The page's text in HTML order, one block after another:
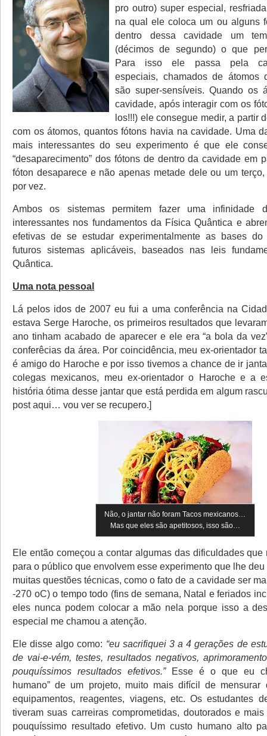
pro outro) super especial,
na qual ele coloca um ou alguns
dentro dessa cavidade um
(décimos de segundo) o que
Para isso ele passa pela
especiais, chamados de átomos
são super-sensíveis. Quando os
cavidade, após interagir com os
los!!!) ele consegue medir, a partir
com os átomos, quantos fótons havia na cavidade. Uma
mais interessantes do seu experimento é que ele
“desaparecimento” dos fótons de dentro da cavidade em
fóton desaparece e não apenas metade dele ou um
por vez.
Ambos os sistemas permitem fazer uma infinidade
interessantes nos fundamentos da Física Quântica e
efetivas de se estudar experimentalmente as bases
futuros sistemas aplicáveis, baseados nas leis
Quântica.
Uma nota pessoal
Lá pelos idos de 2007 eu fui a uma conferência na
estava Serge Haroche, os primeiros resultados que
ano tinham acabado de aparecer e ele era “a bola da
conferêcias da área. Por coincidência, meu ex-orientador
é amigo do Haroche e por isso tivemos a chance de ir
colegas mexicanos, meu ex-orientador o Haroche e a
história ótima desse jantar que está perdida em algum
post aqui… vou ver se recupero.]
Não, o jantar não foram Tacos mexicanos…
Mas que eles são apetitosos, isso são…
Ele então começou a contar algumas das dificuldades que
para o público que envolvem esse experimento que lhe
muitas questões técnicas, como o fato de a cavidade ser
-270 oC) o tempo todo (fins de semana, Natal e feriados
eles nunca podem colocar a mão nela porque isso a
especial me chamou a atenção.
Ele disse algo como: “eu sacrifiquei 3 a 4 gerações de
de vai-e-vém, testes, resultados negativos,
pouquíssimos resultados efetivos.”Esse é o que eu
humano” de um projeto, muito mais difícil de mensurar
equipamentos, reagentes, viagens, etc. Os estudantes
tiveram suas carreiras comprometidas, doutorados e
pouquíssimo resultado efetivo. Um custo humano alto